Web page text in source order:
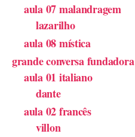
aula 07 malandragem
lazarilho
aula 08 mística
grande conversa fundadora
aula 01 italiano
dante
aula 02 francês
villon